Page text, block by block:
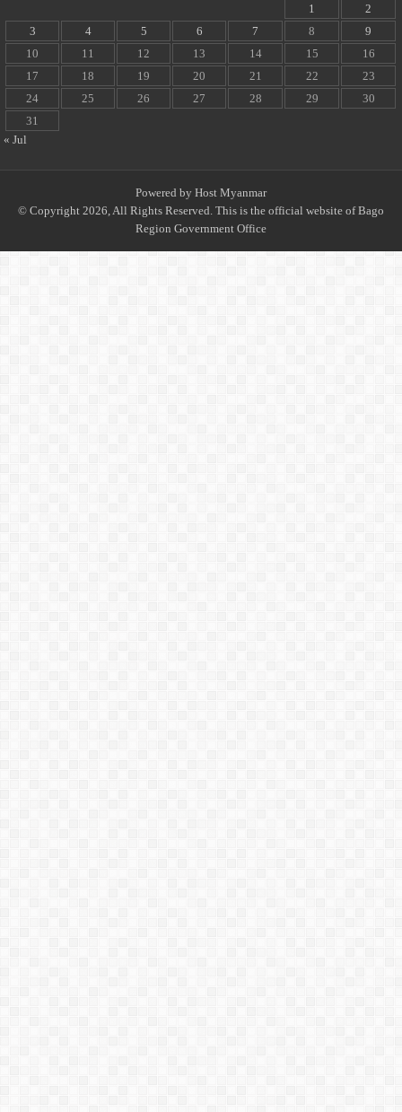
1
2
3
4 5 6 7 8
9
10
11 12 13 14 15
16
17
18 19 20 21 22
23
24
25 26 27 28 29
30
31
« Jul
Powered by Host Myanmar
© Copyright 2026, All Rights Reserved. This is the official website of Bago
Region Government Office